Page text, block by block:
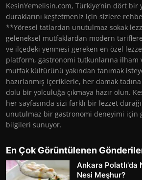
KesinYemelisin.com, Türkiye’nin dört bir
duraklarını keşfetmeniz için sizlere
**Yöresel tatlardan unutulmaz sokak
geleneksel mutfaklardan modern
ve ilçedeki yenmesi gereken en özel
platform, gastronomi tutkunlarına ilham
mutfak kültürünü yakından tanımak
hazırlanmış içeriklerle, her damak
dolu bir yolculuğa çıkmaya hazır olun.
her sayfasında sizi farklı bir lezzet
unutulmaz bir gastronomi deneyimi için
bilgileri sunuyor.
En Çok Görüntülenen
Ankara Polatlı'da
Nesi Meşhur?